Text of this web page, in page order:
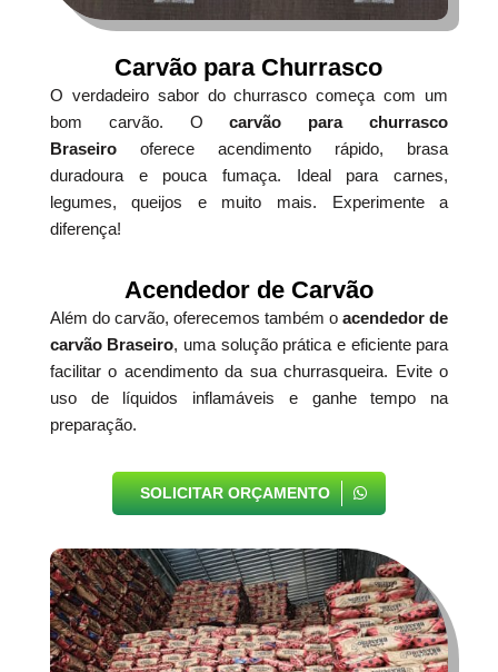
Carvão para Churrasco
O verdadeiro sabor do churrasco começa com um
bom carvão. Ocarvão para churrasco
Braseirooferece acendimento rápido, brasa
duradoura e pouca fumaça. Ideal para carnes,
legumes, queijos e muito mais. Experimente a
diferença!
Acendedor de Carvão
Além do carvão, oferecemos também oacendedor de
carvão Braseiro, uma solução prática e eficiente para
facilitar o acendimento da sua churrasqueira. Evite o
uso de líquidos inflamáveis e ganhe tempo na
preparação.
SOLICITAR ORÇAMENTO